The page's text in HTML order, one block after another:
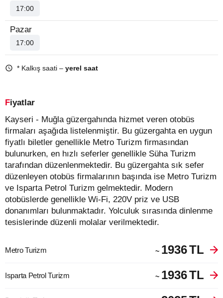
17:00
Pazar
17:00
* Kalkış saati – yerel saat
Fiyatlar
Kayseri - Muğla güzergahında hizmet veren otobüs
firmaları aşağıda listelenmiştir. Bu güzergahta en uygun
fiyatlı biletler genellikle Metro Turizm firmasından
bulunurken, en hızlı seferler genellikle Süha Turizm
tarafından düzenlenmektedir. Bu güzergahta sık sefer
düzenleyen otobüs firmalarının başında ise Metro Turizm
ve Isparta Petrol Turizm gelmektedir. Modern
otobüslerde genellikle Wi-Fi, 220V priz ve USB
donanımları bulunmaktadır. Yolculuk sırasında dinlenme
tesislerinde düzenli molalar verilmektedir.
Metro Turizm ~ 1936TL
Isparta Petrol Turizm ~ 1936TL